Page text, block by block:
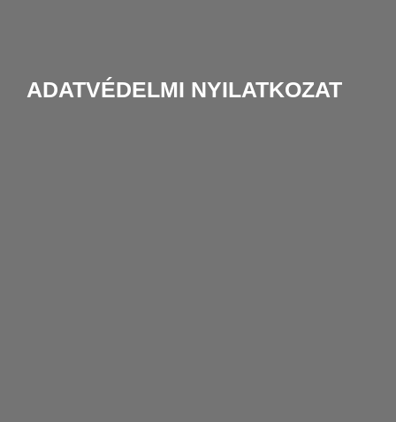
ADATVÉDELMI NYILATKOZAT